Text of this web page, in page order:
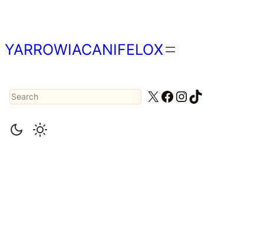
treści
YARROWIACANIFELOX
Search X Facebook
Instagram
TikTok